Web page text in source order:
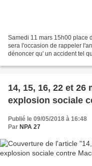
Samedi 11 mars 15h00 place
sera l'occasion de rappeler
dénoncer qu' un accident tel
14, 15, 16, 22 et
explosion sociale
Publié le 09/05/2018 à 16:48
Par NPA 27